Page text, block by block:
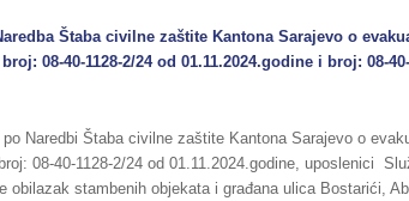
Štaba civilne zaštite Kantona Sarajevo o
08-40-1128-2/24 od 01.11.2024.godine i broj: 08-
Naredbi Štaba civilne zaštite Kantona Sarajevo o
08-40-1128-2/24 od 01.11.2024.godine, uposlenici
obilazak stambenih objekata i građana ulica Bostarići,